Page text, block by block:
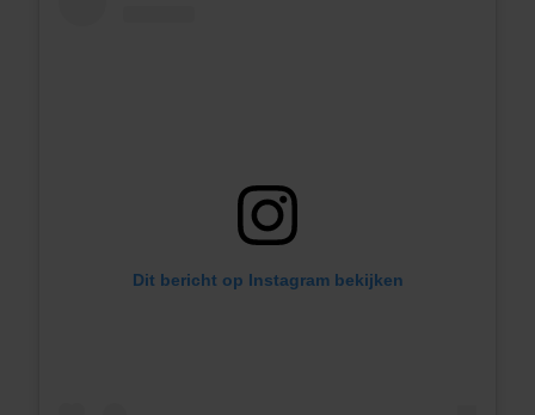
Dit bericht op Instagram bekijken